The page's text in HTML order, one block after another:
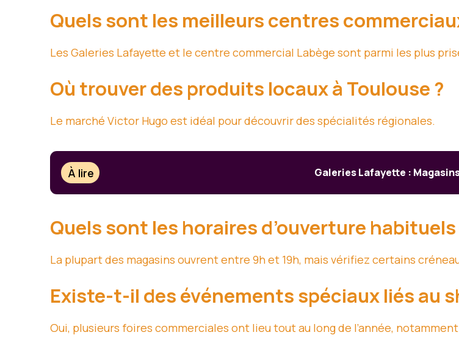
Quels sont les meilleurs centres
Les Galeries Lafayette et le centre commercial Labège sont parmi les plus
Où trouver des produits locaux à Toulouse ?
Le marché Victor Hugo est idéal pour découvrir des spécialités régionales.
À lire Galeries Lafayette :
Quels sont les horaires d’ouverture
La plupart des magasins ouvrent entre 9h et 19h, mais vérifiez certains
Existe-t-il des événements spéciaux liés au
Oui, plusieurs foires commerciales ont lieu tout au long de l’année,